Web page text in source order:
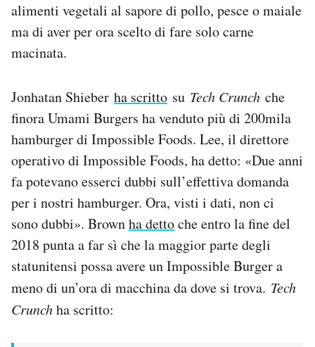
alimenti vegetali al sapore di pollo, pesce o maiale
ma di aver per ora scelto di fare solo carne
macinata.
Jonhatan Shieber ha scritto su Tech Crunch che
finora Umami Burgers ha venduto più di 200mila
hamburger di Impossible Foods. Lee, il direttore
operativo di Impossible Foods, ha detto: «Due anni
fa potevano esserci dubbi sull’effettiva domanda
per i nostri hamburger. Ora, visti i dati, non ci
sono dubbi». Brownha dettoche entro la fine del
2018 punta a far sì che la maggior parte degli
statunitensi possa avere un Impossible Burger a
meno di un’ora di macchina da dove si trova. Tech
Crunchha scritto: